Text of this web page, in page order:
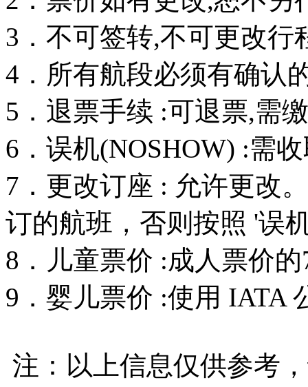
3．不可签转,不可更改行
4．所有航段必须有确认
5．退票手续 :可退票,需
6．误机(NOSHOW) :需
7．更改订座 : 允许更改
订的航班，否则按照 '误
8．儿童票价 :成人票价的
9．婴儿票价 :使用 IATA
注：以上信息仅供参考